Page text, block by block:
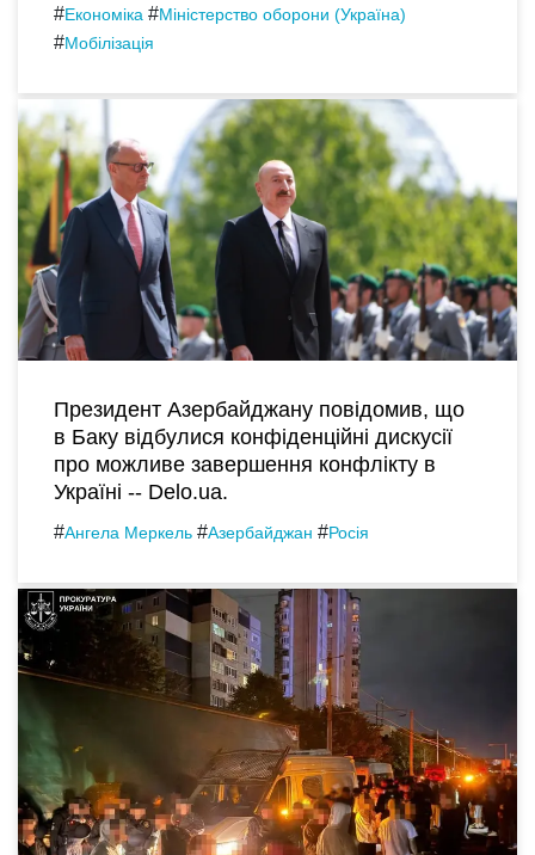
#Економіка #Міністерство оборони (Україна)
#Мобілізація
Президент Азербайджану повідомив, що
в Баку відбулися конфіденційні дискусії
про можливе завершення конфлікту в
Україні -- Delo.ua.
#Ангела Меркель #Азербайджан #Росія